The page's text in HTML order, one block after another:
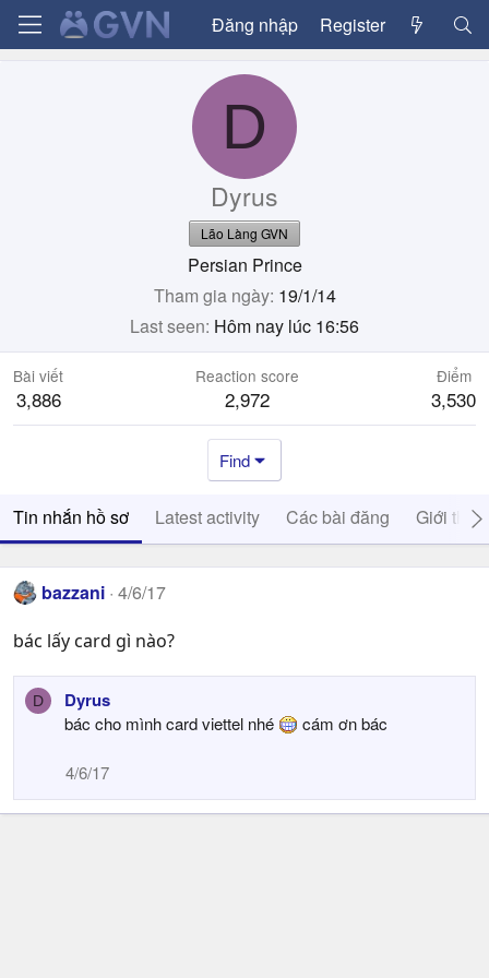
Đăng nhập Register
D
Dyrus
Lão Làng GVN
Persian Prince
Tham gia ngày 19/1/14
Last seen Hôm nay lúc 16:56
Bài viết
3,886
Reaction score
2,972
Điểm
3,530
Find
Tin nhắn hồ sơ Latest activity Các bài đăng Giới thiệu
bazzani 4/6/17
bác lấy card gì nào?
D Dyrus
bác cho mình card viettel nhé cám ơn bác
4/6/17